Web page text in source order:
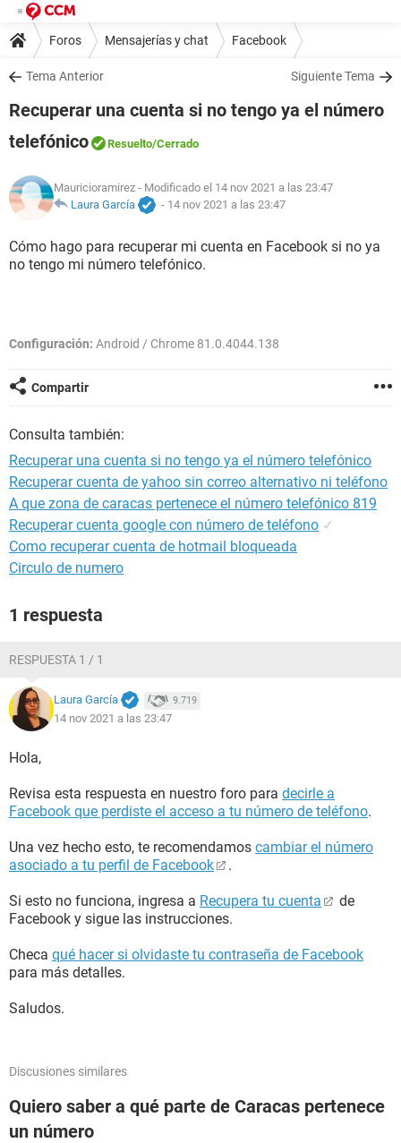
Foros Mensajerías y chat Facebook
Tema Anterior Siguiente Tema
Recuperar una cuenta si no tengo ya el número
telefónico
Resuelto/Cerrado
Mauricioramirez - Modificado el 14 nov 2021 a las 23:47
Laura García
- 14 nov 2021 a las 23:47
Cómo hago para recuperar mi cuenta en Facebook si no ya
no tengo mi número telefónico.
Configuración: Android / Chrome 81.0.4044.138
Compartir
Consulta también:
Recuperar una cuenta si no tengo ya el número telefónico
Recuperar cuenta de yahoo sin correo alternativo ni teléfono
A que zona de caracas pertenece el número telefónico 819
Recuperar cuenta google con número de teléfono ✓
Como recuperar cuenta de hotmail bloqueada
Circulo de numero
1 respuesta
RESPUESTA 1 / 1
Laura García 9.719
14 nov 2021 a las 23:47
Hola,
Revisa esta respuesta en nuestro foro para decirle a
Facebook que perdiste el acceso a tu número de teléfono.
Una vez hecho esto, te recomendamos cambiar el número
asociado a tu perfil de Facebook
.
Si esto no funciona, ingresa a Recupera tu cuenta
de
Facebook y sigue las instrucciones.
Checa qué hacer si olvidaste tu contraseña de Facebook
para más detalles.
Saludos.
Discusiones similares
Quiero saber a qué parte de Caracas pertenece
un número